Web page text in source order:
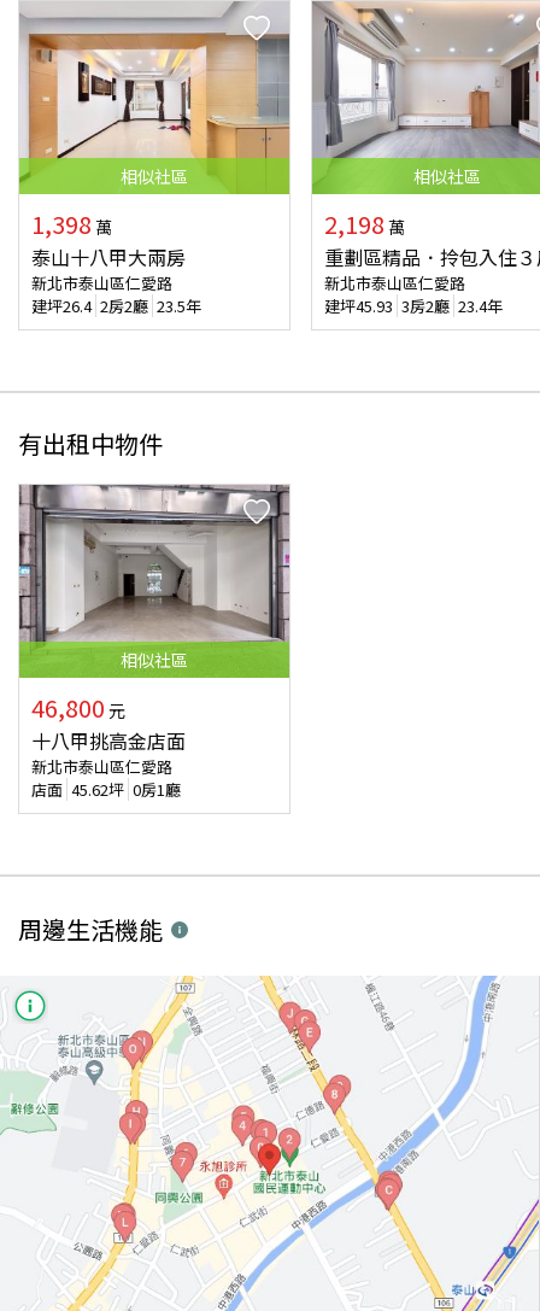
相似社區
1,398 萬
泰山十八甲大兩房
新北市泰山區仁愛路
建坪26.4 2房2廳 23.5年
相似社區
2,198 萬
重劃區精品．拎包入住
新北市泰山區仁愛路
建坪45.93 3房2廳 23.4年
有出租中物件
相似社區
46,800 元
十八甲挑高金店面
新北市泰山區仁愛路
店面 45.62坪 0房1廳
周邊生活機能